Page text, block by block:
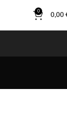
0
0,00